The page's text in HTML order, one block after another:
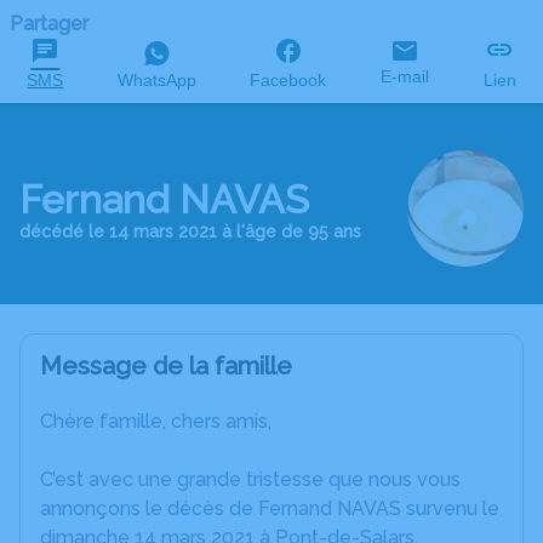
Partager
SMS WhatsApp Facebook E-mail Lien
Fernand NAVAS
décédé le 14 mars 2021 à l'âge de 95 ans
Message de la famille
Chère famille, chers amis,
C’est avec une grande tristesse que nous vous
annonçons le décès de Fernand NAVAS survenu le
dimanche 14 mars 2021 à Pont-de-Salars.